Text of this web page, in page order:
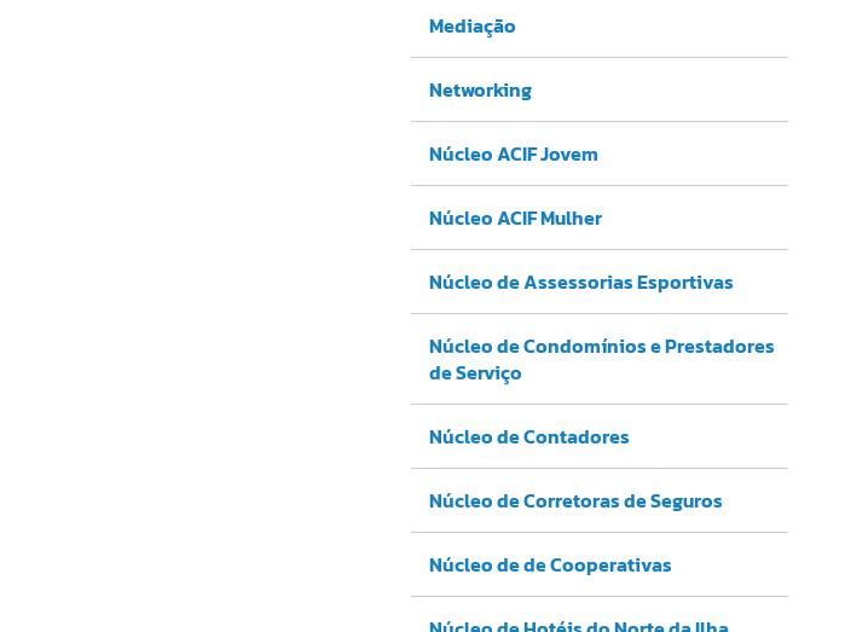
Mediação
Networking
Núcleo ACIF Jovem
Núcleo ACIF Mulher
Núcleo de Assessorias Esportivas
Núcleo de Condomínios e Prestadores
de Serviço
Núcleo de Contadores
Núcleo de Corretoras de Seguros
Núcleo de de Cooperativas